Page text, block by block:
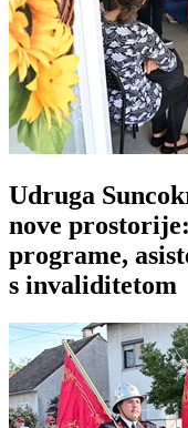
Udruga
nove
programe,
s invaliditetom